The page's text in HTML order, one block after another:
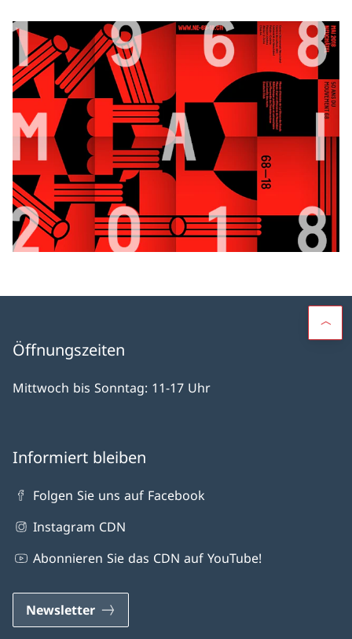
Öffnungszeiten
Mittwoch bis Sonntag: 11-17 Uhr
Informiert bleiben
Folgen Sie uns auf Facebook
Instagram CDN
Abonnieren Sie das CDN auf YouTube!
Newsletter